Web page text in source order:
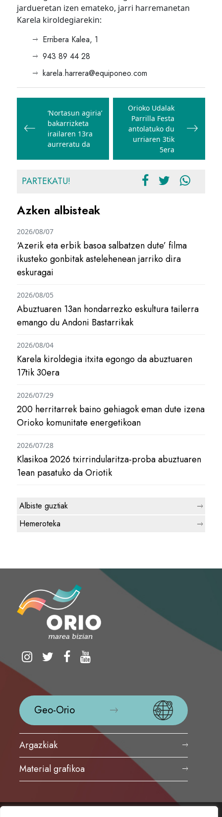
jardueretan izen emateko, jarri harremanetan
Karela kiroldegiarekin:
Erribera Kalea, 1
943 89 44 28
karela.harrera@equiponeo.com
Bidalketetan
zehar
nabigatu
‘Nortasun agiria’
bakarrizketa
irailaren 13ra
aurreratu da
Orioko Udalak
Parrilla Festa
antolatuko du
urriaren 3tik
5era
PARTEKATU!
Azken albisteak
‘Azerik eta erbik basoa salbatzen dute’ filma
ikusteko gonbitak astelehenean jarriko dira
eskuragai
2026/08/07
Abuztuaren 13an hondarrezko eskultura tailerra
emango du Andoni Bastarrikak
2026/08/05
Karela kiroldegia itxita egongo da abuztuaren
17tik 30era
2026/08/04
200 herritarrek baino gehiagok eman dute izena
Orioko komunitate energetikoan
2026/07/29
Klasikoa 2026 txirrindularitza-proba abuztuaren
1ean pasatuko da Oriotik
2026/07/28
Albiste guztiak
Hemeroteka
Geo-Orio
Argazkiak
Material grafikoa